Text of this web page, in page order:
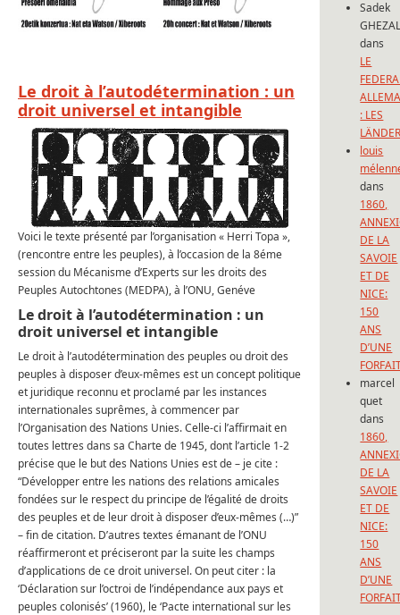
Le droit à l’autodétermination : un
droit universel et intangible
Voici le texte présenté par l’organisation « Herri Topa »,
(rencontre entre les peuples), à l’occasion de la 8éme
session du Mécanisme d’Experts sur les droits des
Peuples Autochtones (MEDPA), à l’ONU, Genéve
Le droit à l’autodétermination : un
droit universel et intangible
Le droit à l’autodétermination des peuples ou droit des
peuples à disposer d’eux-mêmes est un concept politique
et juridique reconnu et proclamé par les instances
internationales suprêmes, à commencer par
l’Organisation des Nations Unies. Celle-ci l’affirmait en
toutes lettres dans sa Charte de 1945, dont l’article 1-2
précise que le but des Nations Unies est de – je cite :
“Développer entre les nations des relations amicales
fondées sur le respect du principe de l’égalité de droits
des peuples et de leur droit à disposer d’eux-mêmes (…)”
– fin de citation. D’autres textes émanant de l’ONU
réaffirmeront et préciseront par la suite les champs
d’applications de ce droit universel. On peut citer : la
‘Déclaration sur l’octroi de l’indépendance aux pays et
peuples colonisés’ (1960), le ‘Pacte international sur les
Sadek
dans
LE
: LES
louis
dans
1860,
DE LA
SAVOIE
ET DE
NICE:
150
ANS
D’UNE
marcel
quet
dans
1860,
DE LA
SAVOIE
ET DE
NICE:
150
ANS
D’UNE